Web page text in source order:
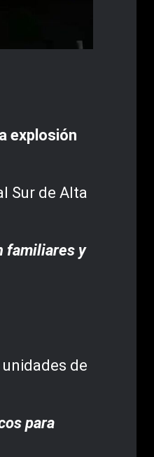
explosión
Sur de Alta
familiares y
de
para